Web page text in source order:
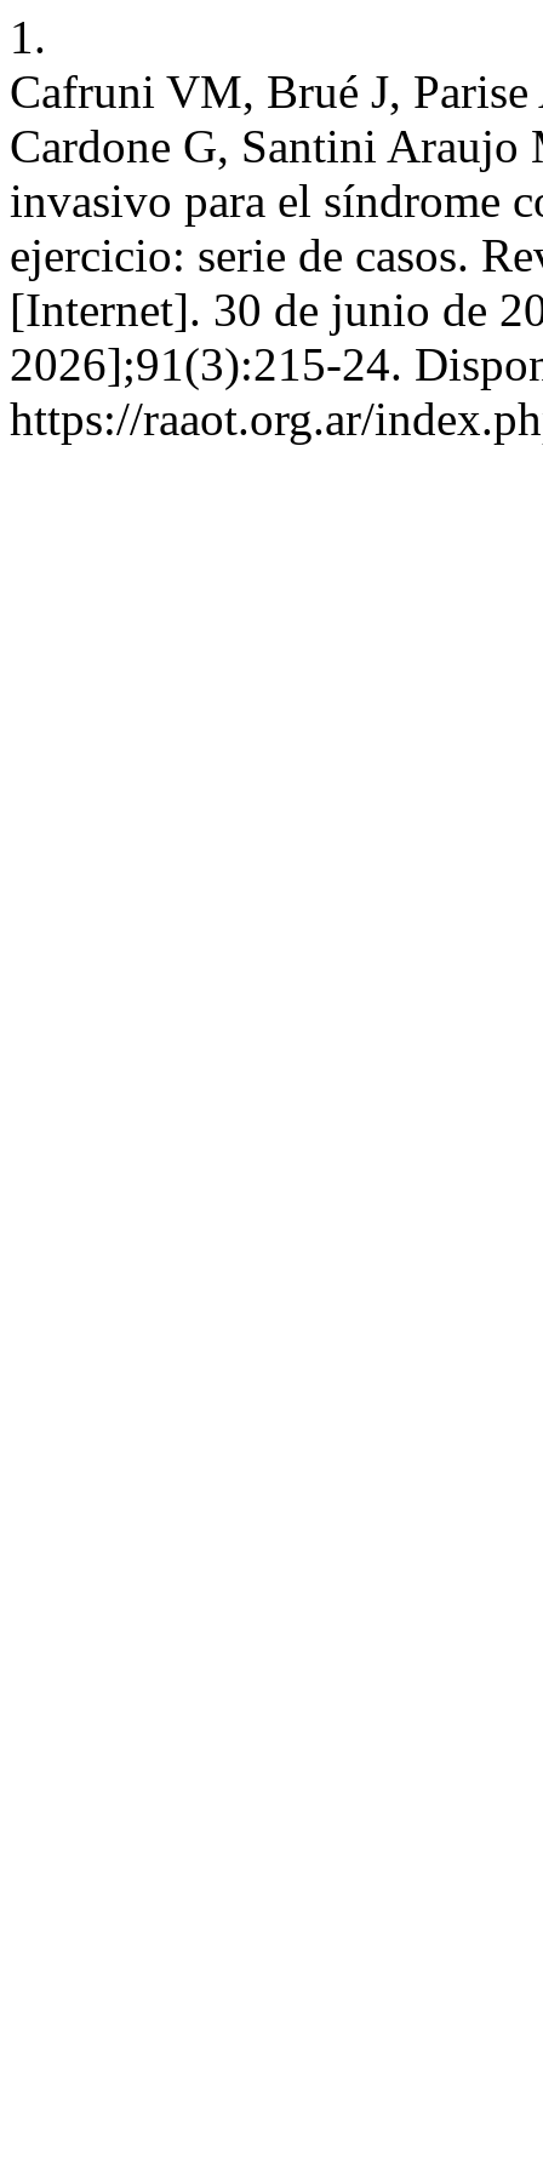
1.
Cafruni VM, Brué J,
Cardone G, Santini Araujo
invasivo para el síndrome
ejercicio: serie de casos.
[Internet]. 30 de junio de
2026];91(3):215-24.
https://raaot.org.ar/